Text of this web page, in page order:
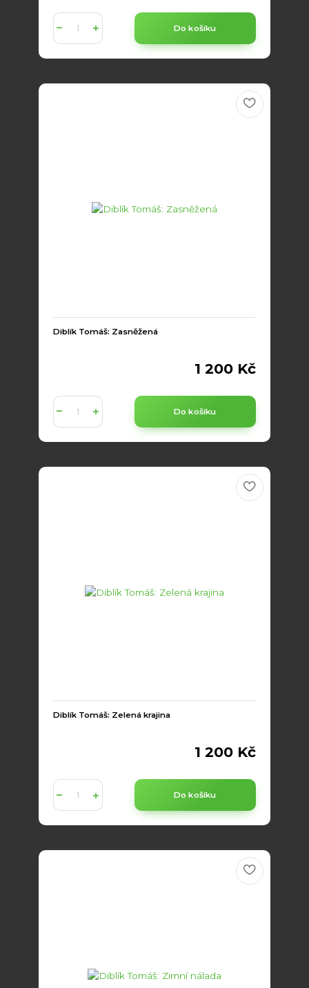
Do košíku
Diblík Tomáš: Zasněžená
1 200 Kč
Do košíku
Diblík Tomáš: Zelená krajina
1 200 Kč
Do košíku